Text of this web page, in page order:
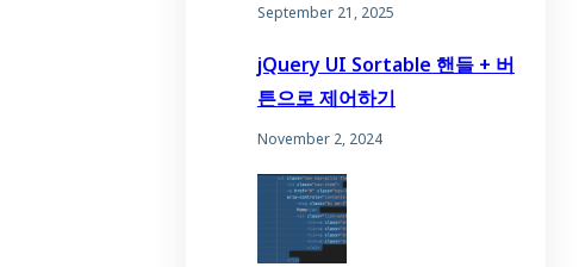
September 21, 2025
jQuery UI Sortable 핸들 + 버
튼으로 제어하기
November 2, 2024